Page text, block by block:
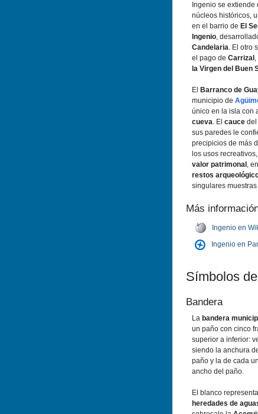
Ingenio se
núcleos históricos,
en el barrio de El
Ingenio,
Candelaria. El otro
el pago de Carrizal
la Virgen del Buen
El Barranco de
municipio de
único en la isla con
cueva. El cauce del
sus paredes le
precipicios de más
los usos
valor patrimonal ,
restos
singulares muestras
Más
Ingenio en
Ingenio en
Sí­mbolos
Bandera
La bandera
un paño con cinco
superior a inferior:
siendo la anchura
paño y la de cada
ancho del paño.
El blanco
heredades de